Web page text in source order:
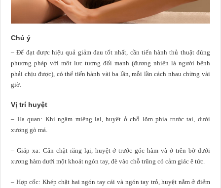
Chú ý
– Để đạt được hiệu quả giảm đau tốt nhất, cần tiến hành thủ thuật đúng
phương pháp với một lực tương đối mạnh (đương nhiên là người bệnh
phải chịu được), có thể tiến hành vài ba lần, mỗi lần cách nhau chừng vài
giờ.
Vị trí huyệt
– Hạ quan: Khi ngậm miệng lại, huyệt ở chỗ lõm phía trước tai, dưới
xương gò má.
– Giáp xa: Cắn chặt răng lại, huyệt ở trước góc hàm và ở trên bờ dưới
xương hàm dưới một khoát ngón tay, đè vào chỗ trũng có cảm giác ê tức.
– Hợp cốc: Khép chặt hai ngón tay cái và ngón tay trỏ, huyệt nằm ở điểm